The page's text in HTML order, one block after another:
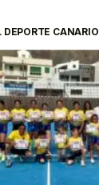
CANARIO